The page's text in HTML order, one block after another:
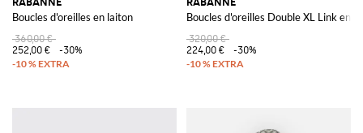
Boucles d'oreilles en laiton
360,00 €
252,00 €
-30%
Boucles d'oreilles Double XL Link en
320,00 €
224,00 €
-30%